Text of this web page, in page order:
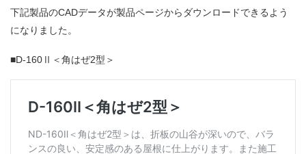
下記製品のCADデータが製品ページからダウンロードできるよう
になりました。
■D-160Ⅱ＜角はぜ2型＞